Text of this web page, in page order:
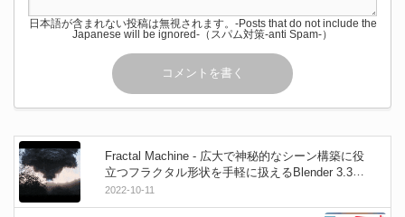
日本語が含まれない投稿は無視されます。-Posts that do not include the
Japanese will be ignored-（スパム対策-anti Spam-）
Fractal Machine - 広大で神秘的なシーン構築に役
立つフラクタル形状を手軽に扱えるBlender 3.3向
けアセットパック！
2022-10-11